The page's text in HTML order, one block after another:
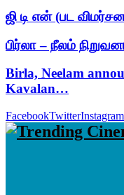
ஜி டி என் (பட
பிர்லா – நீலம்
Birla, Neelam
Kavalan…
FacebookTwitterInstagram